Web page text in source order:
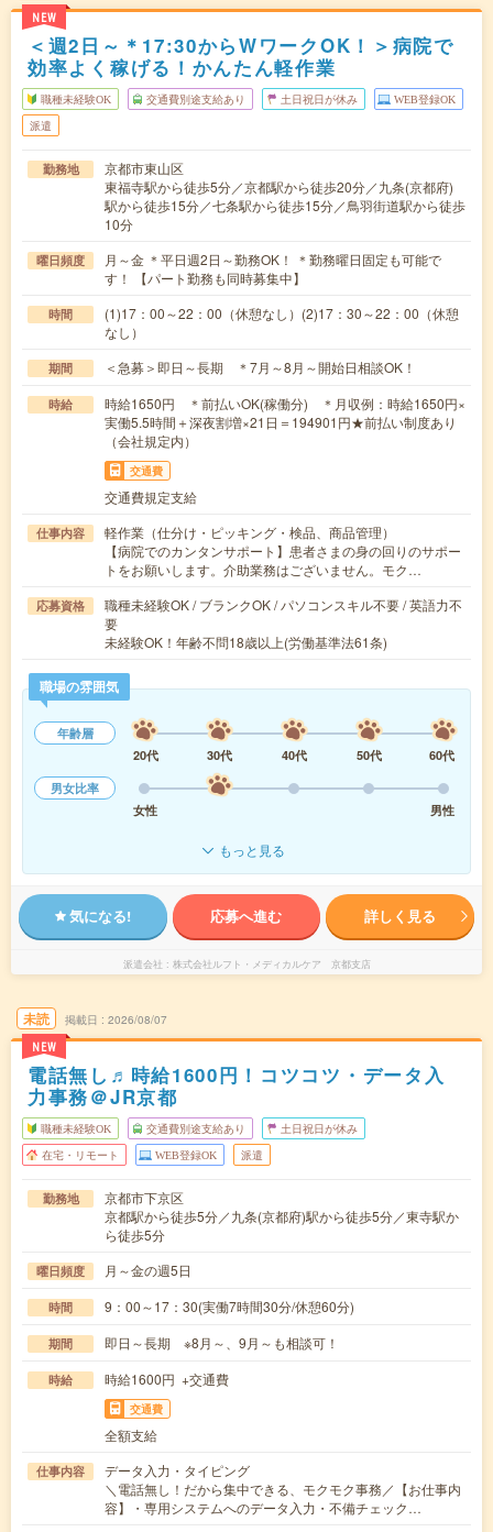
NEW
＜週2日～＊17:30からWワークOK！＞病院で
効率よく稼げる！かんたん軽作業
職種未経験OK 交通費別途支給あり 土日祝日が休み WEB登録OK
派遣
勤務地
京都市東山区
東福寺駅から徒歩5分／京都駅から徒歩20分／九条(京都府)
駅から徒歩15分／七条駅から徒歩15分／鳥羽街道駅から徒歩
10分
曜日頻度
月～金 ＊平日週2日～勤務OK！ ＊勤務曜日固定も可能で
す！ 【パート勤務も同時募集中】
時間
(1)17：00～22：00（休憩なし）(2)17：30～22：00（休憩
なし）
期間 ＜急募＞即日～長期 ＊7月～8月～開始日相談OK！
時給
時給1650円 ＊前払いOK(稼働分) ＊月収例：時給1650円×
実働5.5時間＋深夜割増×21日＝194901円★前払い制度あり
（会社規定内）
交通費
交通費規定支給
仕事内容
軽作業（仕分け・ピッキング・検品、商品管理）
【病院でのカンタンサポート】患者さまの身の回りのサポー
トをお願いします。介助業務はございません。モク…
応募資格
職種未経験OK / ブランクOK / パソコンスキル不要 / 英語力不
要
未経験OK！年齢不問18歳以上(労働基準法61条)
職場の雰囲気
年齢層
20代
30代 40代 50代
60代
男女比率
女性
男性
もっと見る
気になる! 応募へ進む 詳しく見る
派遣会社 株式会社ルフト・メディカルケア 京都支店
未読
NEW
掲載日 2026/08/07
電話無し♬時給1600円！コツコツ・データ入
力事務＠JR京都
職種未経験OK 交通費別途支給あり 土日祝日が休み
在宅・リモート WEB登録OK 派遣
勤務地
京都市下京区
京都駅から徒歩5分／九条(京都府)駅から徒歩5分／東寺駅か
ら徒歩5分
曜日頻度 月～金の週5日
時間 9：00～17：30(実働7時間30分/休憩60分)
期間 即日～長期 ※8月～、9月～も相談可！
時給 時給1600円 +交通費
交通費
全額支給
仕事内容
データ入力・タイピング
＼電話無し！だから集中できる、モクモク事務／【お仕事内
容】・専用システムへのデータ入力・不備チェック…